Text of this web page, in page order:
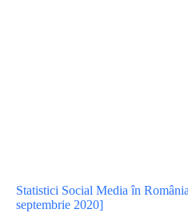
Statistici Social Media în
septembrie 2020]